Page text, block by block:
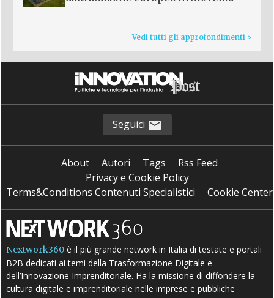
Vedi tutti gli approfondimenti >
Seguici
About Autori Tags
Rss Feed
Privacy e Cookie Policy
Terms&Conditions Contenuti Specialistici
Cookie Center
Nextwork360 è il più grande network in Italia di testate e portali
B2B dedicati ai temi della Trasformazione Digitale e
dell’Innovazione Imprenditoriale. Ha la missione di diffondere la
cultura digitale e imprenditoriale nelle imprese e pubbliche